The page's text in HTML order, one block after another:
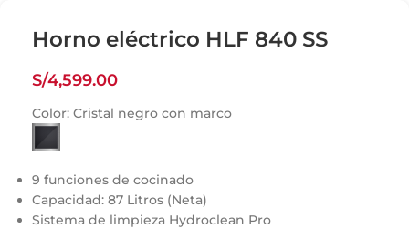
Horno eléctrico HLF 840 SS
S/4,599.00
Color: Cristal negro con marco
9 funciones de cocinado
Capacidad: 87 Litros (Neta)
Sistema de limpieza Hydroclean Pro